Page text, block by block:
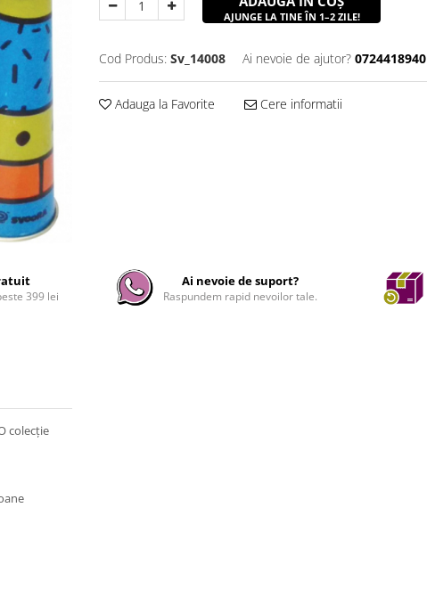
AJUNGE LA TINE ÎN 1–2 ZILE!
Cod Produs: Sv_14008 Ai nevoie de ajutor? 0724418940
Adauga la Favorite Cere informatii
399 lei
Ai nevoie de suport?
Raspundem rapid nevoilor tale.
colecție